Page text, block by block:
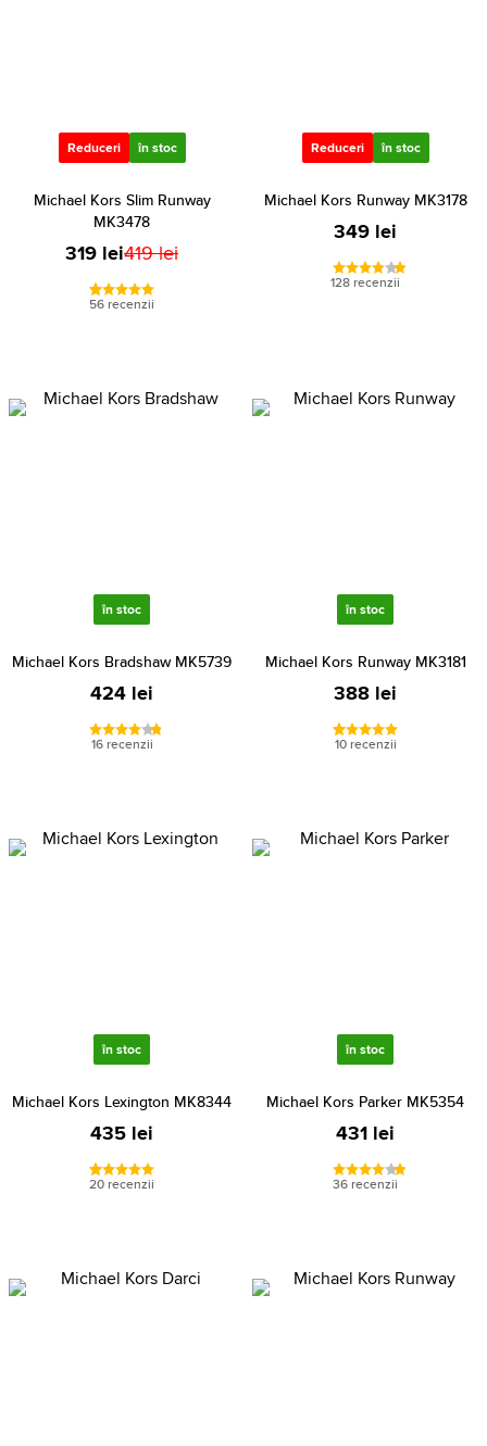
Reduceri în stoc
Michael Kors Slim Runway
MK3478
319 lei419 lei
56 recenzii
Reduceri în stoc
Michael Kors Runway MK3178
349 lei
128 recenzii
în stoc
Michael Kors Bradshaw MK5739
424 lei
16 recenzii
în stoc
Michael Kors Runway MK3181
388 lei
10 recenzii
în stoc
Michael Kors Lexington MK8344
435 lei
20 recenzii
în stoc
Michael Kors Parker MK5354
431 lei
36 recenzii